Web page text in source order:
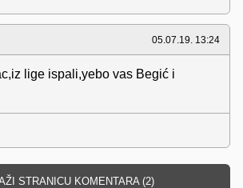
05.07.19. 13:24
lige ispali,yebo vas Begić i
STRANICU KOMENTARA (2)